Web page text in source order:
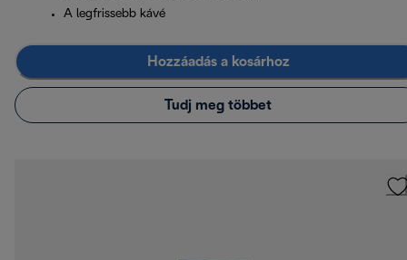
A legfrissebb kávé
Hozzáadás a kosárhoz
Tudj meg többet